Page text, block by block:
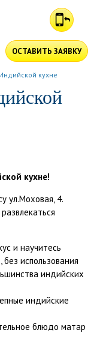
ОСТАВИТЬ ЗАЯВКУ
кухне
кухне!
ул.Моховая, 4.
и научитесь
использования
индийских
индийские
блюдо матар